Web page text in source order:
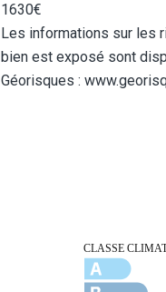
1630€
Les informations sur les
bien est exposé sont
Géorisques :